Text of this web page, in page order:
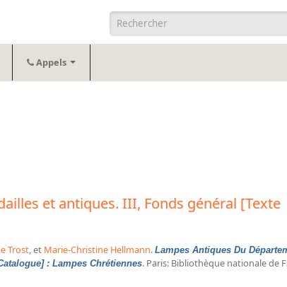
Formulaire de recherche
Appels
et antiques. III, Fonds général [Texte
Trost, et Marie-Christine Hellmann. Lampes Antiques Du
: Lampes Chrétiennes. Paris: Bibliothèque nationale de